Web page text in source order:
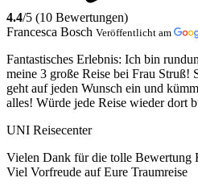
4.4/5 (10 Bewertungen)
Francesca Bosch Veröffentlicht am
Fantastisches Erlebnis: Ich bin
meine 3 große Reise bei Frau Struß!
geht auf jeden Wunsch ein und
alles! Würde jede Reise wieder dort
UNI Reisecenter
Vielen Dank für die tolle Bewertung
Viel Vorfreude auf Eure Traumreise